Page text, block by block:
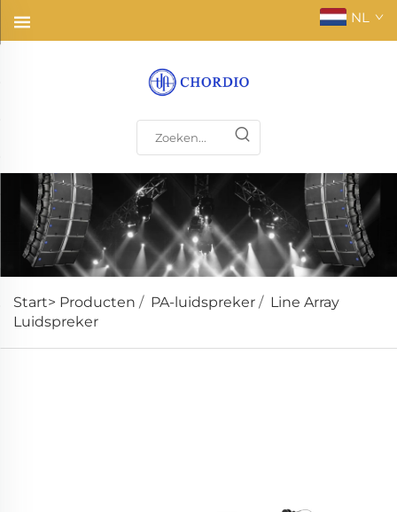
NL
Start> Producten / PA-luidspreker / Line Array
Luidspreker